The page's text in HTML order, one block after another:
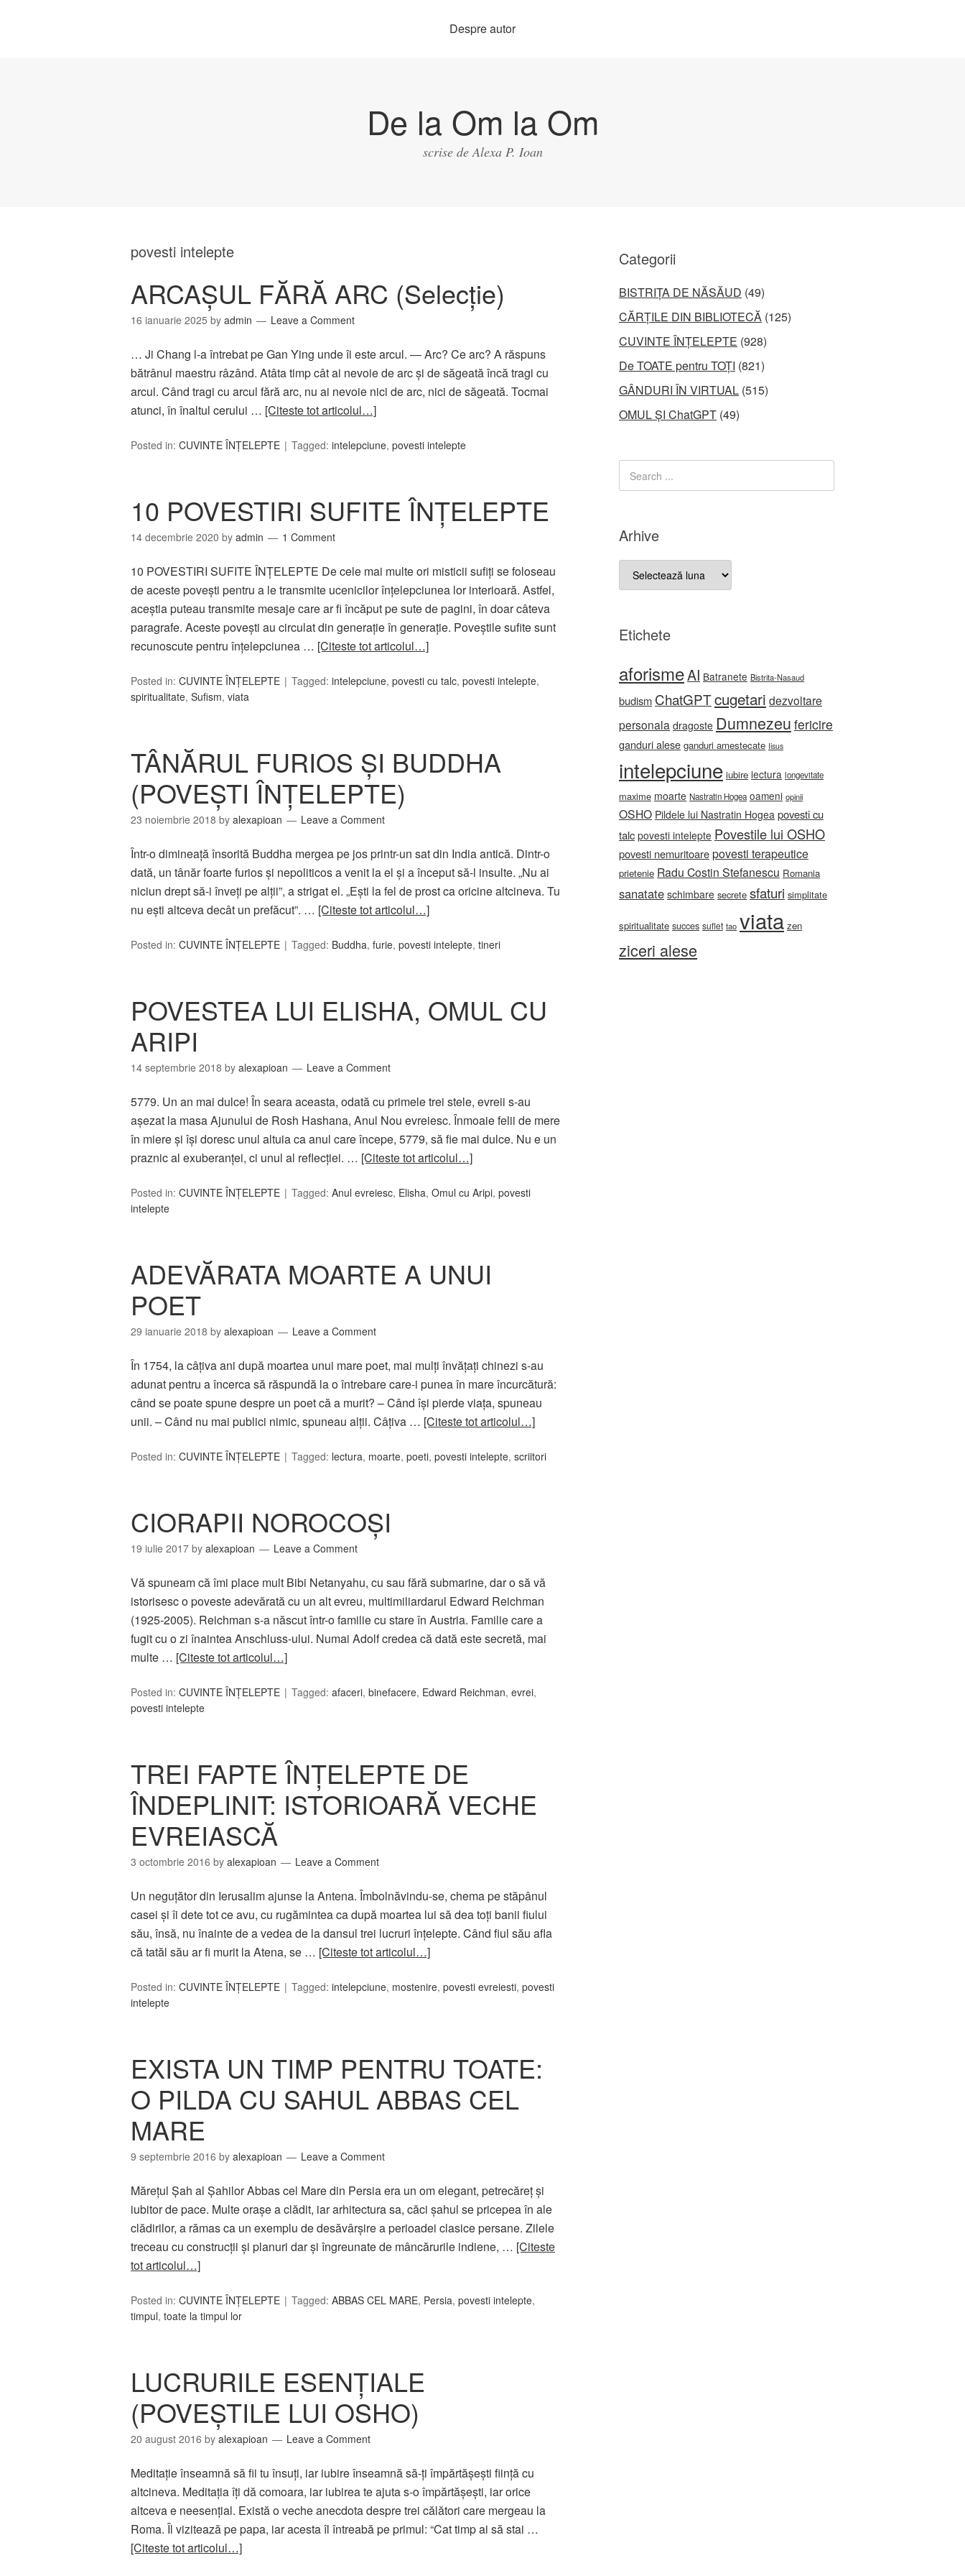
Despre autor
De la Om la Om
scrise de Alexa P. Ioan
povesti intelepte
ARCAȘUL FĂRĂ ARC (Selecţie)
16 ianuarie 2025 by admin Leave a Comment
… Ji Chang l-a întrebat pe Gan Ying unde îi este arcul. ― Arc? Ce arc? A răspuns
bătrânul maestru râzând. Atâta timp cât ai nevoie de arc şi de săgeată încă tragi cu
arcul. Când tragi cu arcul fără arc, nu ai nevoie nici de arc, nici de săgeată. Tocmai
atunci, în înaltul cerului … [Citeste tot articolul…]
Posted in: CUVINTE ÎNȚELEPTE Tagged: intelepciune, povesti intelepte
10 POVESTIRI SUFITE ÎNŢELEPTE
14 decembrie 2020 by admin 1 Comment
10 POVESTIRI SUFITE ÎNŢELEPTE De cele mai multe ori misticii sufiţi se foloseau
de aceste poveşti pentru a le transmite ucenicilor înţelepciunea lor interioară. Astfel,
aceştia puteau transmite mesaje care ar fi încăput pe sute de pagini, în doar câteva
paragrafe. Aceste poveşti au circulat din generaţie în generaţie. Poveştile sufite sunt
recunoscute pentru înţelepciunea … [Citeste tot articolul…]
Posted in: CUVINTE ÎNȚELEPTE Tagged: intelepciune, povesti cu talc, povesti intelepte,
spiritualitate, Sufism, viata
TÂNĂRUL FURIOS ȘI BUDDHA
(POVEȘTI ÎNȚELEPTE)
23 noiembrie 2018 by alexapioan Leave a Comment
Într-o dimineaţă însorită Buddha mergea pe jos printr-un sat din India antică. Dintr-o
dată, un tânăr foarte furios şi nepoliticos a venit la el şi a început să-l insulte. „Nu ai
niciun drept să-i înveţi pe alţii”, a strigat el. „Eşti la fel de prost ca oricine altcineva. Tu
nu eşti altceva decât un prefăcut”. … [Citeste tot articolul…]
Posted in: CUVINTE ÎNȚELEPTE Tagged: Buddha, furie, povesti intelepte, tineri
POVESTEA LUI ELISHA, OMUL CU
ARIPI
14 septembrie 2018 by alexapioan Leave a Comment
5779. Un an mai dulce! În seara aceasta, odată cu primele trei stele, evreii s-au
aşezat la masa Ajunului de Rosh Hashana, Anul Nou evreiesc. Înmoaie felii de mere
în miere şi îşi doresc unul altuia ca anul care începe, 5779, să fie mai dulce. Nu e un
praznic al exuberanţei, ci unul al reflecţiei. … [Citeste tot articolul…]
Posted in: CUVINTE ÎNȚELEPTE Tagged: Anul evreiesc, Elisha, Omul cu Aripi, povesti
intelepte
ADEVĂRATA MOARTE A UNUI
POET
29 ianuarie 2018 by alexapioan Leave a Comment
În 1754, la câţiva ani după moartea unui mare poet, mai mulţi învăţaţi chinezi s-au
adunat pentru a încerca să răspundă la o întrebare care-i punea în mare încurcătură:
când se poate spune despre un poet că a murit? – Când îşi pierde viaţa, spuneau
unii. – Când nu mai publici nimic, spuneau alţii. Câţiva … [Citeste tot articolul…]
Posted in: CUVINTE ÎNȚELEPTE Tagged: lectura, moarte, poeti, povesti intelepte, scriitori
CIORAPII NOROCOŞI
19 iulie 2017 by alexapioan Leave a Comment
Vă spuneam că îmi place mult Bibi Netanyahu, cu sau fără submarine, dar o să vă
istorisesc o poveste adevărată cu un alt evreu, multimiliardarul Edward Reichman
(1925-2005). Reichman s-a născut într-o familie cu stare în Austria. Familie care a
fugit cu o zi înaintea Anschluss-ului. Numai Adolf credea că dată este secretă, mai
multe … [Citeste tot articolul…]
Posted in: CUVINTE ÎNȚELEPTE Tagged: afaceri, binefacere, Edward Reichman, evrei,
povesti intelepte
TREI FAPTE ÎNŢELEPTE DE
ÎNDEPLINIT: ISTORIOARĂ VECHE
EVREIASCĂ
3 octombrie 2016 by alexapioan Leave a Comment
Un neguţător din Ierusalim ajunse la Antena. Îmbolnăvindu-se, chema pe stăpânul
casei şi îi dete tot ce avu, cu rugămintea ca după moartea lui să dea toţi banii fiului
său, însă, nu înainte de a vedea de la dansul trei lucruri înţelepte. Când fiul său afla
că tatăl său ar fi murit la Atena, se … [Citeste tot articolul…]
Posted in: CUVINTE ÎNȚELEPTE Tagged: intelepciune, mostenire, povesti evreiesti, povesti
intelepte
EXISTA UN TIMP PENTRU TOATE:
O PILDA CU SAHUL ABBAS CEL
MARE
9 septembrie 2016 by alexapioan Leave a Comment
Măreţul Şah al Şahilor Abbas cel Mare din Persia era un om elegant, petrecăreţ şi
iubitor de pace. Multe oraşe a clădit, iar arhitectura sa, căci şahul se pricepea în ale
clădirilor, a rămas ca un exemplu de desăvârşire a perioadei clasice persane. Zilele
treceau cu construcţii şi planuri dar şi îngreunate de mâncărurile indiene, … [Citeste
tot articolul…]
Posted in: CUVINTE ÎNȚELEPTE Tagged: ABBAS CEL MARE, Persia, povesti intelepte,
timpul, toate la timpul lor
LUCRURILE ESENŢIALE
(POVEŞTILE LUI OSHO)
20 august 2016 by alexapioan Leave a Comment
Meditaţie înseamnă să fii tu însuţi, iar iubire înseamnă să-ţi împărtăşeşti fiinţă cu
altcineva. Meditaţia îţi dă comoara, iar iubirea te ajuta s-o împărtăşeşti, iar orice
altceva e neesenţial. Există o veche anecdota despre trei călători care mergeau la
Roma. Îl vizitează pe papa, iar acesta îl întreabă pe primul: “Cat timp ai să stai …
[Citeste tot articolul…]
Categorii
BISTRIȚA DE NĂSĂUD (49)
CĂRȚILE DIN BIBLIOTECĂ (125)
CUVINTE ÎNȚELEPTE (928)
De TOATE pentru TOȚI (821)
GÂNDURI ÎN VIRTUAL (515)
OMUL ȘI ChatGPT (49)
Arhive
Arhive
Etichete
aforismeAI Batranete Bistrita-Nasaud
budism ChatGPTcugetari dezvoltare
personala dragoste Dumnezeu fericire
ganduri alese ganduri amestecate Iisus
intelepciune iubire lectura longevitate
maxime moarte Nastratin Hogea oameni opinii
OSHO Pildele lui Nastratin Hogea povesti cu
talc povesti intelepte Povestile lui OSHO
povesti nemuritoarepovesti terapeutice
prietenie Radu Costin Stefanescu Romania
sanatate schimbare secrete sfaturi simplitate
spiritualitate succes suflet tao viata zen
ziceri alese